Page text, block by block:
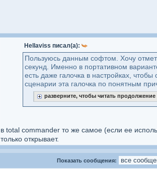
Hellaviss писал(а):
Пользуюсь данным софтом. Хочу
секунд. Именно в портативном
есть даже галочка в настройках,
сценарии эта галочка по понятным
разверните, чтобы читать продолжение
в total commander то же самое (если ее
только открывает.
Показать сообщения: